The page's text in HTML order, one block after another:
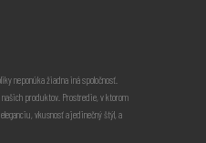
neponúka žiadna iná spoločnosť.
produktov. Prostredie, v ktorom
vkusnosť a jedinečný štýl, a